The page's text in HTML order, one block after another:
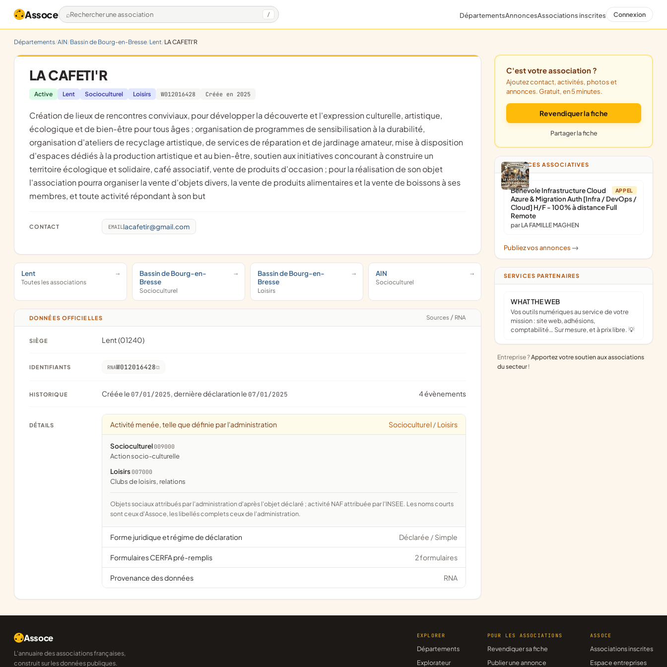
Assoce Rechercher une association / DépartementsAnnoncesAssociations inscrites Connexion
Départements AIN Bassin de Bourg-en-Bresse Lent LA CAFETI'R
LA CAFETI'R
Active Lent Socioculturel Loisirs W012016428 Créée en 2025
création de lieux de rencontres conviviaux, pour développer la découverte et l'expression culturelle, artistique,
écologique et de bien-être pour tous âges ; organisation de programmes de sensibilisation à la durabilité,
organisation d'ateliers de recyclage artistique, de services de réparation et de jardinage amateur, mise à disposition
d'espaces dédiés à la production artistique et au bien-être, soutien aux initiatives concourant à construire un
territoire écologique et solidaire, café associatif, vente de produits d'occasion ; pour la réalisation de son objet
l'association pourra organiser la vente d'objets divers, la vente de produits alimentaires et la vente de boissons à ses
membres, et toute activité répondant à son but
CONTACT EMAIL lacafetir@gmail.com
Lent
Toutes les associations
Bassin de Bourg-en-
Bresse
Socioculturel
Bassin de Bourg-en-
Bresse
Loisirs
AIN
Socioculturel
DONNÉES OFFICIELLES Sources / RNA
SIÈGE Lent (01240)
IDENTIFIANTS RNAW012016428
HISTORIQUE Créée le 07/01/2025, dernière déclaration le 07/01/2025 4 évènements
DÉTAILS Activité menée, telle que définie par l'administration Socioculturel / Loisirs
Socioculturel 009000
action socio-culturelle
Loisirs 007000
clubs de loisirs, relations
Objets sociaux attribués par l'administration d'après l'objet déclaré ; activité NAF attribuée par l'INSEE. Les noms courts
sont ceux d'Assoce, les libellés complets ceux de l'administration.
Forme juridique et régime de déclaration Déclarée / Simple
Formulaires CERFA pré-remplis 2 formulaires
Provenance des données RNA
C'est votre association ?
Ajoutez contact, activités, photos et
annonces. Gratuit, en 5 minutes.
Revendiquer la fiche
Partager la fiche
ANNONCES ASSOCIATIVES
APPEL
Bénévole Infrastructure Cloud
Azure & Migration Auth [Infra / DevOps /
Cloud] H/F - 100% à distance Full
Remote
par LA FAMILLE MAGHEN
Publiez vos annonces ->
SERVICES PARTENAIRES
WHAT THE WEB
Vos outils numériques au service de votre
mission : site web, adhésions,
comptabilité… Sur mesure, et à prix libre. 💡
Entreprise ?Apportez votre soutien aux associations
du secteur !
Assoce
L'annuaire des associations françaises,
construit sur les données publiques.
EXPLORER
Départements
Explorateur
POUR LES ASSOCIATIONS
Revendiquer sa fiche
Publier une annonce
ASSOCE
Associations inscrites
Espace entreprises